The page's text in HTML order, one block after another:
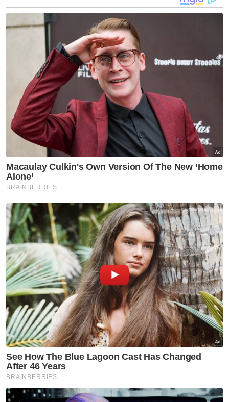
Pasukan pegawai pengendali untuk inkues ini
terdiri daripada Pengarah Pendakwaan
Negeri Sabah, Nahra Dollah, serta Timbalan
Pendakwa Raya, Mohd Fairuz Johari, Dana
Arabi Wazani, Sofia S Sawayan dan Dacia
Jane Romanus manakala Hakim Koroner
ialah Amir Shah Amir Hassan.
Pasukan peguam mewakili Noraidah ialah
Shahlan Jufri, Datuk Rizwandean M Borhan,
Mohd Syarulnizam Mohd Salleh, Mohd
Luqman Syazwan Zabidi, Farrah Nasser dan
Elhanan James.
Artikel Berkaitan:
Rakaman audio Zara Qairina dan ibu dimainkan di
mahkamah tulen - Juruanalisis
Telefon bimbit Zara Qairina, ibu antara dianalisis -
Saksi
Inkues Zara Qairina bersambung hari ini
Inkues Zara Qairina: Peguam kemuka enam saksi
pakar dalam prosiding seterusnya
Inkues Zara Qairina: Tangkap layar perbualan di
Inkues Zara Qairina: Skrin tiga telefon bimbit retak,